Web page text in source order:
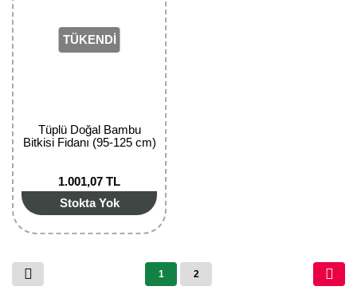
TÜKENDİ
Tüplü Doğal Bambu
Bitkisi Fidanı (95-125 cm)
1.001,07 TL
Stokta Yok
1 2